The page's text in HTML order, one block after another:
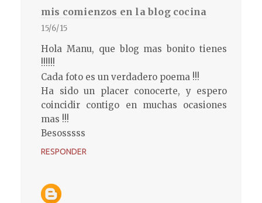
mis comienzos en la blog cocina
15/6/15
Hola Manu, que blog mas bonito tienes
!!!!!!
Cada foto es un verdadero poema !!!
Ha sido un placer conocerte, y espero
coincidir contigo en muchas ocasiones
mas !!!
Besosssss
RESPONDER